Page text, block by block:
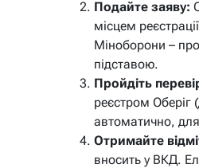
Подайте заяву:
місцем
Міноборони –
підставою.
Пройдіть
реєстром Оберіг
автоматично,
Отримайте
вносить у ВКД.